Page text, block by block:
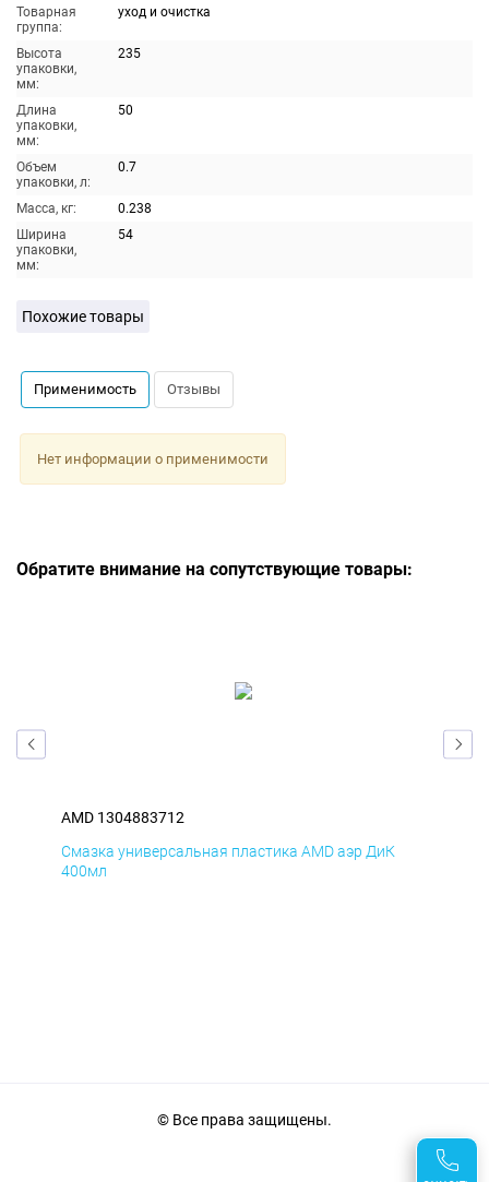
Товарная
группа:
уход и очистка
Высота
упаковки,
мм:
235
Длина
упаковки,
мм:
50
Объем
упаковки, л:
0.7
Масса, кг:
0.238
Ширина
упаковки,
мм:
54
Похожие товары
Применимость Отзывы
Нет информации о применимости
Обратите внимание на сопутствующие товары:
AMD 1304883712
Смазка универсальная пластика AMD аэр ДиК
400мл
© Все права защищены.